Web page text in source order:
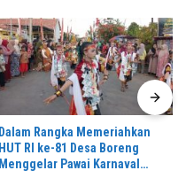
Dalam Rangka Memeriahkan
HUT RI ke-81 Desa Boreng
Menggelar Pawai Karnaval